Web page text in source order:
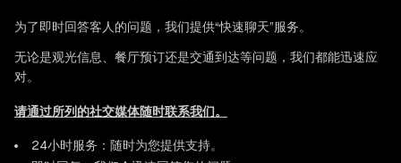
为了即时回答客人的问题，我们提供“快速聊天”服务。
无论是观光信息、餐厅预订还是交通到达等问题，我们都能迅速应
对。
请通过所列的社交媒体随时联系我们。
24小时服务：随时为您提供支持。